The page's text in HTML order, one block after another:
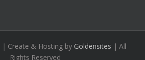
| Create & Hosting by Goldensites | All
Rights Reserved